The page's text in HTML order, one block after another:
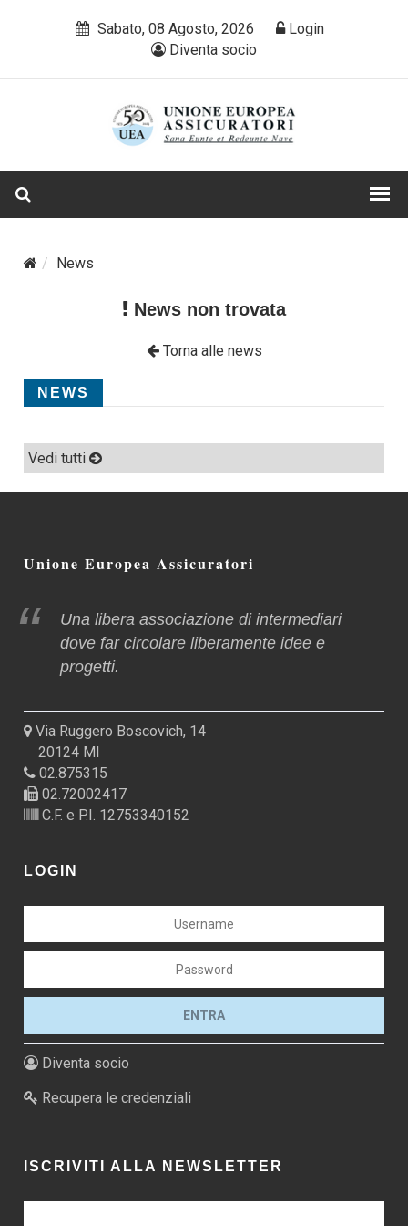
Sabato, 08 Agosto, 2026
Login
Diventa socio
News
News non trovata
Torna alle news
NEWS
Vedi tutti
Unione Europea Assicuratori
Una libera associazione di intermediari
dove far circolare liberamente idee e
progetti.
Via Ruggero Boscovich, 14
20124 MI
02.875315
02.72002417
C.F. e P.I. 12753340152
LOGIN
Diventa socio
Recupera le credenziali
ISCRIVITI ALLA NEWSLETTER